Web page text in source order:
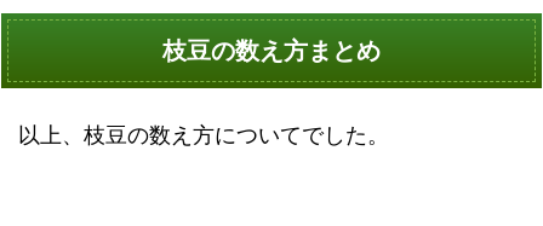
枝豆の数え方まとめ
以上、枝豆の数え方についてでした。